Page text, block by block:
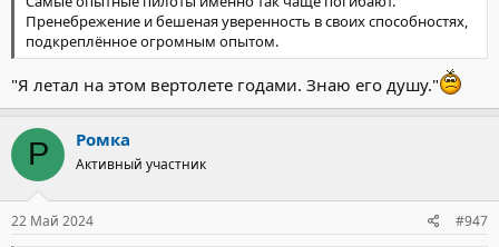
Пренебрежение и бешеная уверенность в своих способностях,
подкреплённое огромным опытом.
"Я летал на этом вертолете годами. Знаю его душу."
Р Ромка
Активный участник
22 Май 2024 #947